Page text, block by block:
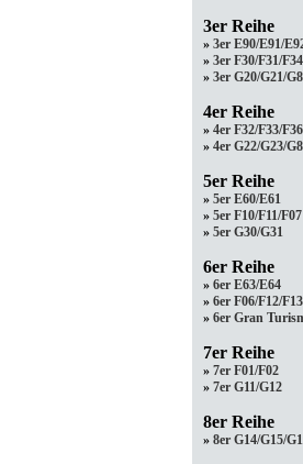
3er Reihe
» 3er E90/E91/
» 3er F30/F31/
» 3er G20/G21/
4er Reihe
» 4er F32/F33/F36
» 4er G22/G23/
5er Reihe
» 5er E60/E61
» 5er F10/F11/F07
» 5er G30/G31
6er Reihe
» 6er E63/E64
» 6er F06/F12/F13
» 6er Gran
7er Reihe
» 7er F01/F02
» 7er G11/G12
8er Reihe
» 8er G14/G15/